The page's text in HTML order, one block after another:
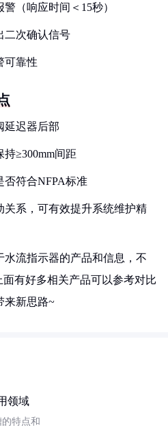
（响应时间＜15秒）
二次确认信号
可靠性
延迟器后部
≥300mm间距
否符合NFPA标准
系，可有效提升系统维护精
流指示器的产品和信息，不
有好多相关产品可以参考对比
来新思路~
领域
特点和